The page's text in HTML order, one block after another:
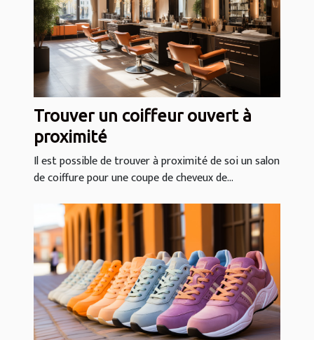
Trouver un coiffeur ouvert à
proximité
Il est possible de trouver à proximité de soi un salon
de coiffure pour une coupe de cheveux de...